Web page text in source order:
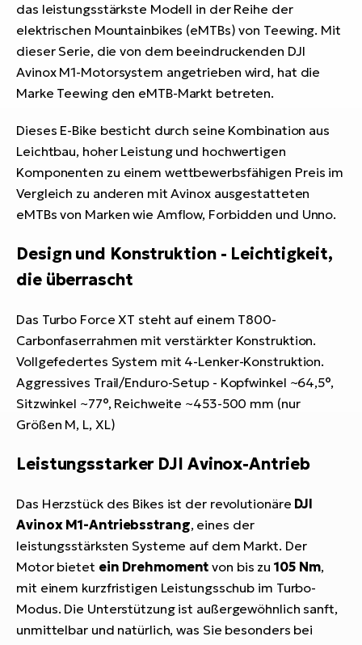
das leistungsstärkste Modell in der Reihe der
elektrischen Mountainbikes (eMTBs) von Teewing. Mit
dieser Serie, die von dem beeindruckenden DJI
Avinox M1-Motorsystem angetrieben wird, hat die
Marke Teewing den eMTB-Markt betreten.
Dieses E-Bike besticht durch seine Kombination aus
Leichtbau, hoher Leistung und hochwertigen
Komponenten zu einem wettbewerbsfähigen Preis im
Vergleich zu anderen mit Avinox ausgestatteten
eMTBs von Marken wie Amflow, Forbidden und Unno.
Design und Konstruktion - Leichtigkeit,
die überrascht
Das Turbo Force XT steht auf einem T800-
Carbonfaserrahmen mit verstärkter Konstruktion.
Vollgefedertes System mit 4-Lenker-Konstruktion.
Aggressives Trail/Enduro-Setup - Kopfwinkel ~64,5°,
Sitzwinkel ~77°, Reichweite ~453-500 mm (nur
Größen M, L, XL)
Leistungsstarker DJI Avinox-Antrieb
Das Herzstück des Bikes ist der revolutionäre DJI
Avinox M1-Antriebsstrang, eines der
leistungsstärksten Systeme auf dem Markt. Der
Motor bietet ein Drehmoment von bis zu105 Nm,
mit einem kurzfristigen Leistungsschub im Turbo-
Modus. Die Unterstützung ist außergewöhnlich sanft,
unmittelbar und natürlich, was Sie besonders bei